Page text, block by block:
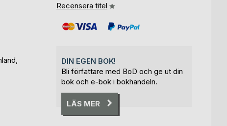
Recensera titel
DIN EGEN BOK!
Bli författare med BoD och ge ut din
bok och e-bok i bokhandeln.
LÄS MER